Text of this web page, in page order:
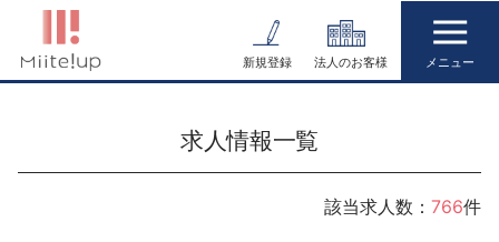
テ
新規登録 法人のお客様
求人情報一覧
該当求人数： 766件